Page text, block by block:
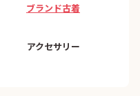
ブランド古着
アクセサリー